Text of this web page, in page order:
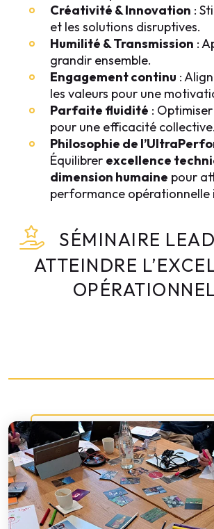
SÉMINAIRE
ATTEINDRE
Créativité & Innovation :
et les solutions disruptives.
Humilité & Transmission :
grandir ensemble.
Engagement continu :
les valeurs pour une
Parfaite fluidité :
pour une efficacité collective.
Philosophie de
Équilibrer excellence
dimension humaine pour
performance opérationnelle